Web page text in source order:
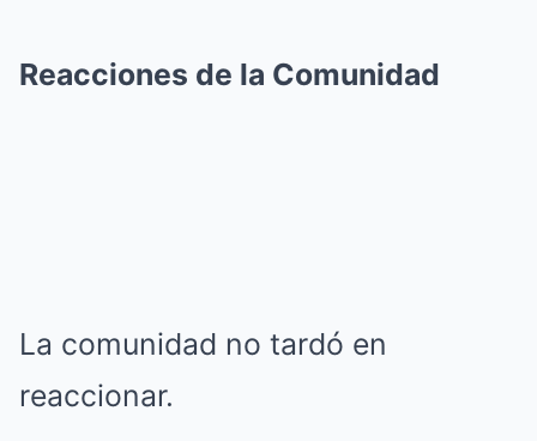
Reacciones de la Comunidad
La comunidad no tardó en
reaccionar.